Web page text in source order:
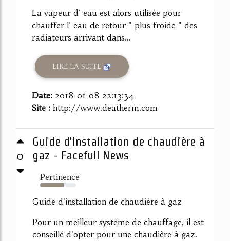
La vapeur d' eau est alors utilisée pour
chauffer l' eau de retour " plus froide " des
radiateurs arrivant dans...
LIRE LA SUITE
Date: 2018-01-08 22:13:34
Site : http://www.deatherm.com
0
Guide d'installation de chaudière à
gaz - Facefull News
Pertinence
65%
Guide d'installation de chaudière à gaz
Pour un meilleur système de chauffage, il est
conseillé d'opter pour une chaudière à gaz.